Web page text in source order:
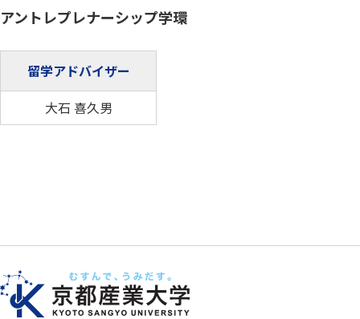
アントレプレナーシップ学環
留学アドバイザー
大石 喜久男